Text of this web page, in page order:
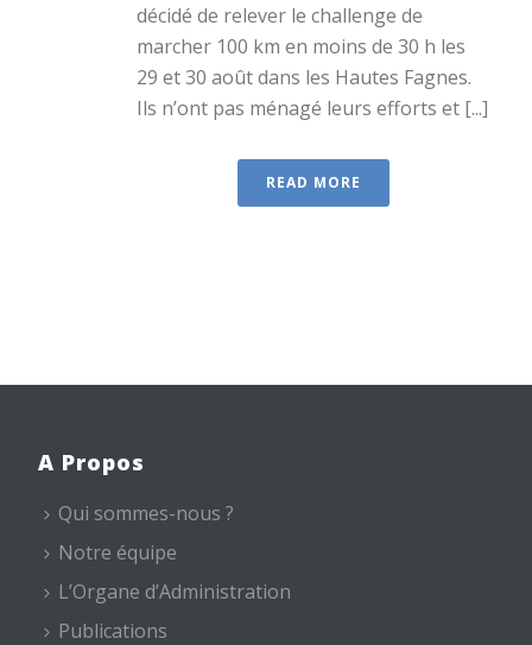
décidé de relever le challenge de
marcher 100 km en moins de 30 h les
29 et 30 août dans les Hautes Fagnes.
Ils n’ont pas ménagé leurs efforts et [...]
READ MORE
A Propos
Qui sommes-nous ?
Notre équipe
L’Organe d’Administration
Publications